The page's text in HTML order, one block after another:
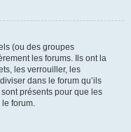
(ou des groupes
les forums. Ils ont la
les verrouiller, les
dans le forum qu’ils
présents pour que les
forum.